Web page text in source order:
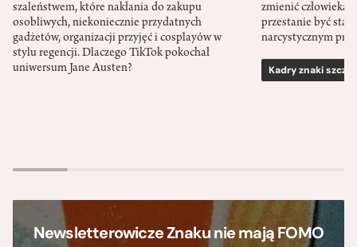
szaleństwem, które nakłania do zakupu
osobliwych, niekoniecznie przydatnych
gadżetów, organizacji przyjęć i cosplayów w
stylu regencji. Dlaczego TikTok pokochał
uniwersum Jane Austen?
zmienić człowieka
przestanie być
narcystycznym
Kadry znaki
Newsletterowicze Znaku nie mają FOMO